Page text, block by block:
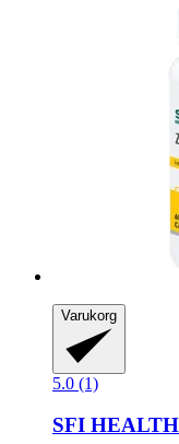
Varukorg
5.0 (1)
SFI HEALTH